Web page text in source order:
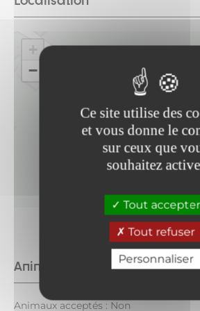
Ce site utilise des
et vous donne le
sur ceux que
souhaitez
Tout accepter
Tout refuser
Personnaliser
+
−
Leaflet|©
Animaux
Animaux acceptés : Non